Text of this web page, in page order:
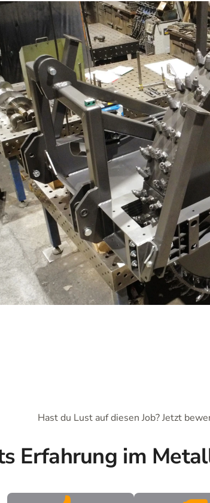
Hast du Lust auf diesen Job? Jetzt
Erfahrung im